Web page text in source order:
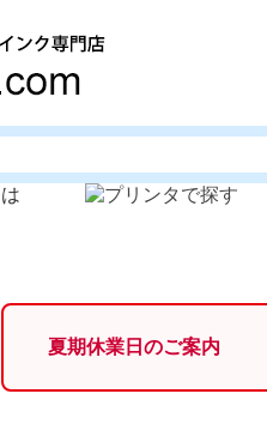
夏期休業日のご案内